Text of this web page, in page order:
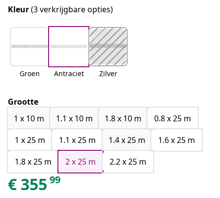
Kleur(3 verkrijgbare opties)
Groen Antraciet Zilver
Grootte
1 x 10 m
1.1 x 10 m 1.8 x 10 m
0.8 x 25 m
1 x 25 m
1.1 x 25 m 1.4 x 25 m
1.6 x 25 m
1.8 x 25 m
2 x 25 m 2.2 x 25 m
€ 355 99